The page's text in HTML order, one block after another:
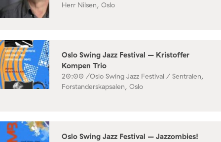
Herr Nilsen, Oslo
Oslo Swing Jazz Festival – Kristoffer
Kompen Trio
20:00 /Oslo Swing Jazz Festival / Sentralen,
Forstanderskapsalen, Oslo
Oslo Swing Jazz Festival – Jazzombies!